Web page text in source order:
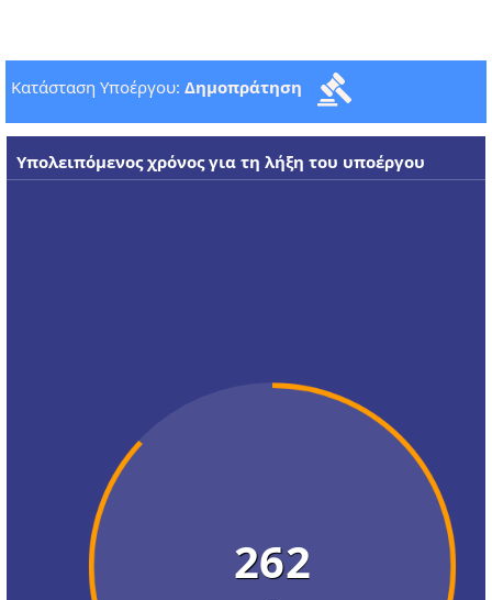
Κατάσταση Υποέργου: Δημοπράτηση
Υπολειπόμενος χρόνος για τη λήξη του υποέργου
262